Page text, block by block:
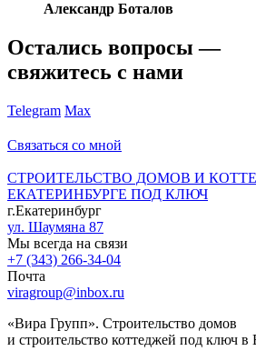
Александр Боталов
Остались вопросы —
свяжитесь с нами
Telegram Max
Связаться со мной
СТРОИТЕЛЬСТВО ДОМОВ И
ЕКАТЕРИНБУРГЕ ПОД КЛЮЧ
г.Екатеринбург
ул. Шаумяна 87
Мы всегда на связи
+7 (343) 266-34-04
Почта
viragroup@inbox.ru
«Вира Групп». Строительство домов
и строительство коттеджей под ключ в